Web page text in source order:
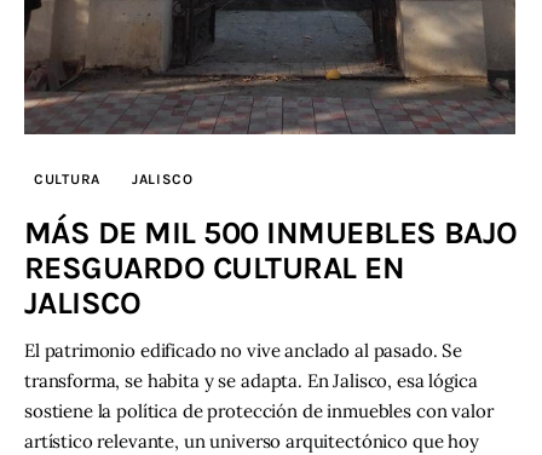
CULTURA JALISCO
MÁS DE MIL 500 INMUEBLES BAJO
RESGUARDO CULTURAL EN
JALISCO
El patrimonio edificado no vive anclado al pasado. Se
transforma, se habita y se adapta. En Jalisco, esa lógica
sostiene la política de protección de inmuebles con valor
artístico relevante, un universo arquitectónico que hoy